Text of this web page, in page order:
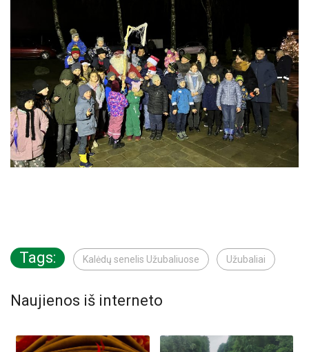
Tags: Kalėdų senelis Užubaliuose Užubaliai
Naujienos iš interneto